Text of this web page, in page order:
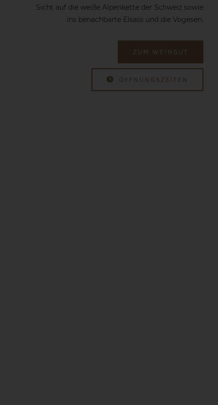
Sicht auf die weiße Alpenkette der Schweiz sowie
ins benachbarte Elsass und die Vogesen.
ZUM WEINGUT
ÖFFNUNGSZEITEN